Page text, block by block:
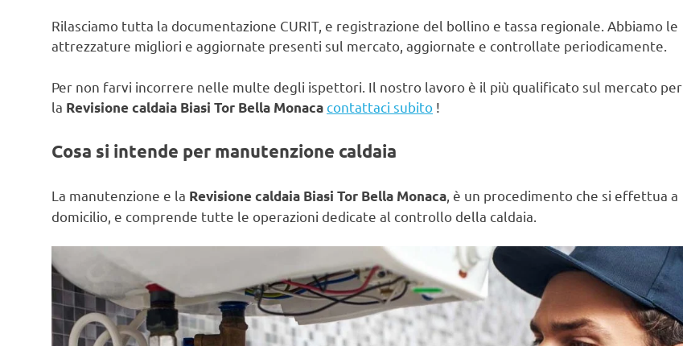
Rilasciamo tutta la documentazione CURIT, e registrazione del bollino e tassa regionale. Abbiamo le
attrezzature migliori e aggiornate presenti sul mercato, aggiornate e controllate periodicamente.
Per non farvi incorrere nelle multe degli ispettori. Il nostro lavoro è il più qualificato sul mercato per
la Revisione caldaia Biasi Tor Bella Monacacontattaci subito !
Cosa si intende per manutenzione caldaia
La manutenzione e la Revisione caldaia Biasi Tor Bella Monaca , è un procedimento che si effettua a
domicilio, e comprende tutte le operazioni dedicate al controllo della caldaia.